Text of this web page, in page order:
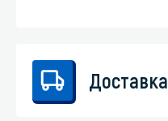
Доставка